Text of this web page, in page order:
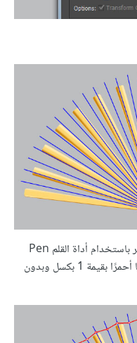
أنشئ خطين متعرجين باللون الأحمر باستخدام أداة القلم Pen
Tool (P)، وأضف لهما حدًا خارجيًا أحمرًا بقيمة 1 بكسل وبدون